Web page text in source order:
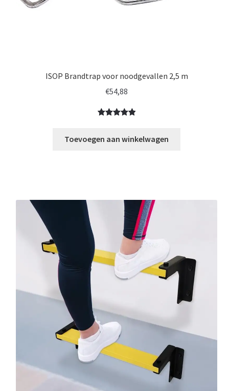
ISOP Brandtrap voor noodgevallen 2,5 m
€54,88
Toevoegen aan winkelwagen